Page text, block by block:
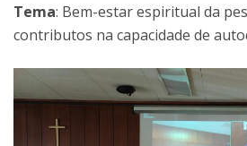
Tema: Bem-estar espiritual da
contributos na capacidade de